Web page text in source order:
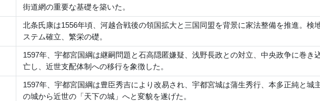
街道網の重要な基礎を築いた。
北条氏康は1556年頃、河越合戦後の領国拡大と三国同盟を背景に家法整備を推進。
ステム確立、繁栄の礎。
1597年、宇都宮国綱は継嗣問題と石高隠匿嫌疑、浅野長政との対立、中央政争に巻
亡し、近世支配体制への移行を象徴した。
1597年、宇都宮国綱は豊臣秀吉により改易され、宇都宮城は蒲生秀行、本多正純と
の城から近世の「天下の城」へと変貌を遂げた。